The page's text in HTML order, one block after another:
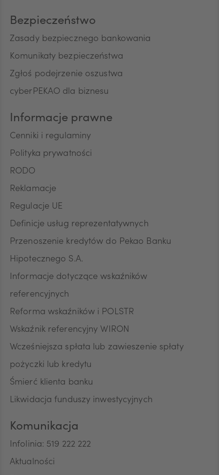
Bezpieczeństwo
Zasady bezpiecznego bankowania
Komunikaty bezpieczeństwa
Zgłoś podejrzenie oszustwa
cyberPEKAO dla biznesu
Informacje prawne
Cenniki i regulaminy
Polityka prywatności
RODO
Reklamacje
Regulacje UE
Definicje usług reprezentatywnych
Przenoszenie kredytów do Pekao Banku
Hipotecznego S.A.
Informacje dotyczące wskaźników
referencyjnych
Reforma wskaźników i POLSTR
Wskaźnik referencyjny WIRON
Wcześniejsza spłata lub zawieszenie spłaty
pożyczki lub kredytu
Śmierć klienta banku
Likwidacja funduszy inwestycyjnych
Komunikacja
Infolinia: 519 222 222
Aktualności